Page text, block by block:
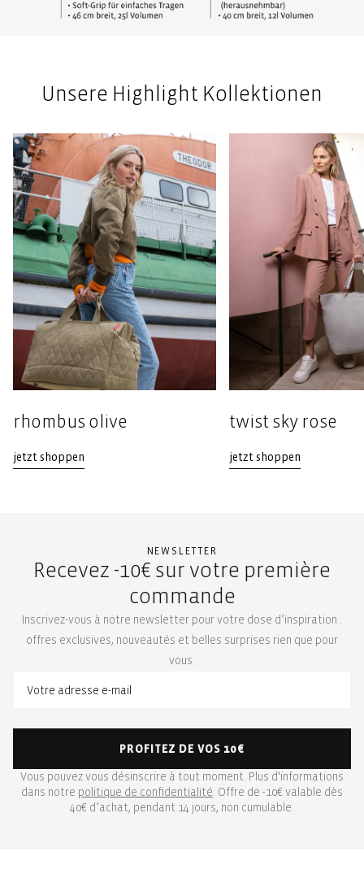
Unsere Highlight Kollektionen
rhombus olive
jetzt shoppen
twist sky rose
jetzt shoppen
NEWSLETTER
Recevez -10€ sur votre première
commande
Inscrivez-vous à notre newsletter pour votre dose d’inspiration :
offres exclusives, nouveautés et belles surprises rien que pour
vous.
PROFITEZ DE VOS 10€
Vous pouvez vous désinscrire à tout moment. Plus d'informations
dans notre politique de confidentialité. Offre de -10€ valable dès
40€ d’achat, pendant 14 jours, non cumulable.